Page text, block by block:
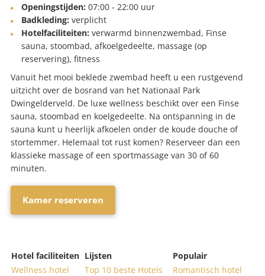
Openingstijden: 07:00 - 22:00 uur
Badkleding: verplicht
Hotelfaciliteiten: verwarmd binnenzwembad, Finse
sauna, stoombad, afkoelgedeelte, massage (op
reservering), fitness
Vanuit het mooi beklede zwembad heeft u een rustgevend
uitzicht over de bosrand van het Nationaal Park
Dwingelderveld. De luxe wellness beschikt over een Finse
sauna, stoombad en koelgedeelte. Na ontspanning in de
sauna kunt u heerlijk afkoelen onder de koude douche of
stortemmer. Helemaal tot rust komen? Reserveer dan een
klassieke massage of een sportmassage van 30 of 60
minuten.
Kamer reserveren
Hotel faciliteiten Lijsten
Populair
Wellness hotel
Top 10 beste Hotels
Romantisch hotel